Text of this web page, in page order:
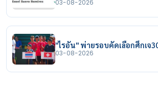
03-08-2026
"ไรอัน" พ่ายรอบคัดเลือกศึกเจ
03-08-2026